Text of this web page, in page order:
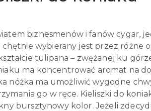
biznesmenów i fanów cygar,
wybierany jest przez różne
tulipana – zwężanej ku
ma koncentrować aromat na
nóżka ma umożliwić wygodne
go w ręce. Kieliszki do
bursztynowy kolor. Jeżeli